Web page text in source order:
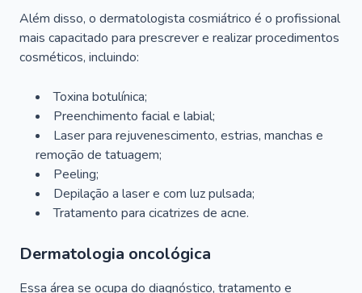
Além disso, o dermatologista cosmiátrico é o profissional
mais capacitado para prescrever e realizar procedimentos
cosméticos, incluindo:
Toxina botulínica;
Preenchimento facial e labial;
Laser para rejuvenescimento, estrias, manchas e
remoção de tatuagem;
Peeling;
Depilação a laser e com luz pulsada;
Tratamento para cicatrizes de acne.
Dermatologia oncológica
Essa área se ocupa do diagnóstico, tratamento e